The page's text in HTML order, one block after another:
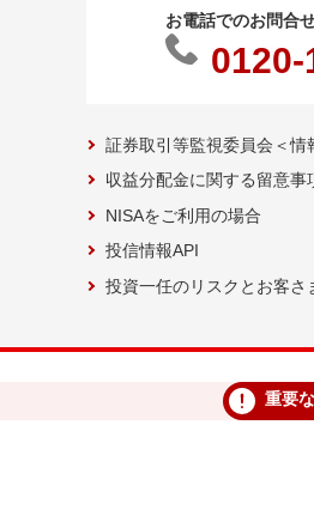
お電話でのお問合
0120-
証券取引等監視委員会＜情
収益分配金に関する留意事
NISAをご利用の場合
投信情報API
投資一任のリスクとお客さ
重要